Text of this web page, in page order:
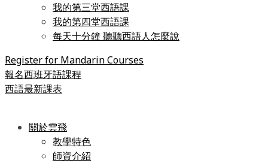
我的第三堂西語課
我的第四堂西語課
每天十分鐘 聽聽西語人怎麼說
Register for Mandarin Courses
報名西班牙語課程
西語最新課表
關於雲飛
教學特色
師資介紹